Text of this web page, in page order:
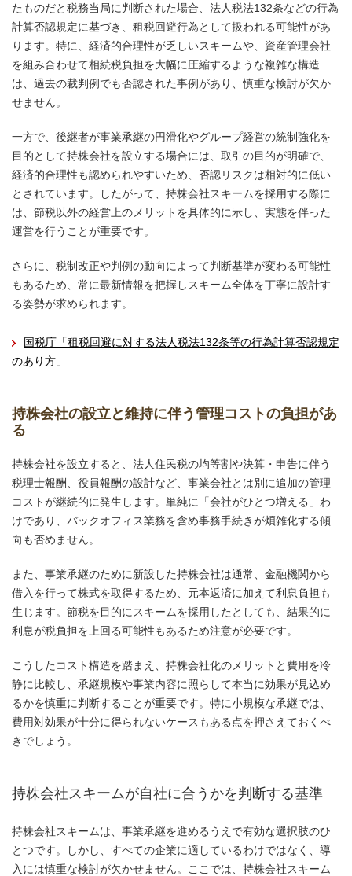
たものだと税務当局に判断された場合、法人税法132条などの行為
計算否認規定に基づき、租税回避行為として扱われる可能性があ
ります。特に、経済的合理性が乏しいスキームや、資産管理会社
を組み合わせて相続税負担を大幅に圧縮するような複雑な構造
は、過去の裁判例でも否認された事例があり、慎重な検討が欠か
せません。
一方で、後継者が事業承継の円滑化やグループ経営の統制強化を
目的として持株会社を設立する場合には、取引の目的が明確で、
経済的合理性も認められやすいため、否認リスクは相対的に低い
とされています。したがって、持株会社スキームを採用する際に
は、節税以外の経営上のメリットを具体的に示し、実態を伴った
運営を行うことが重要です。
さらに、税制改正や判例の動向によって判断基準が変わる可能性
もあるため、常に最新情報を把握しスキーム全体を丁寧に設計す
る姿勢が求められます。
国税庁「租税回避に対する法人税法132条等の行為計算否認規定
のあり方」
持株会社の設立と維持に伴う管理コストの負担があ
る
持株会社を設立すると、法人住民税の均等割や決算・申告に伴う
税理士報酬、役員報酬の設計など、事業会社とは別に追加の管理
コストが継続的に発生します。単純に「会社がひとつ増える」わ
けであり、バックオフィス業務を含め事務手続きが煩雑化する傾
向も否めません。
また、事業承継のために新設した持株会社は通常、金融機関から
借入を行って株式を取得するため、元本返済に加えて利息負担も
生じます。節税を目的にスキームを採用したとしても、結果的に
利息が税負担を上回る可能性もあるため注意が必要です。
こうしたコスト構造を踏まえ、持株会社化のメリットと費用を冷
静に比較し、承継規模や事業内容に照らして本当に効果が見込め
るかを慎重に判断することが重要です。特に小規模な承継では、
費用対効果が十分に得られないケースもある点を押さえておくべ
きでしょう。
持株会社スキームが自社に合うかを判断する基準
持株会社スキームは、事業承継を進めるうえで有効な選択肢のひ
とつです。しかし、すべての企業に適しているわけではなく、導
入には慎重な検討が欠かせません。ここでは、持株会社スキーム